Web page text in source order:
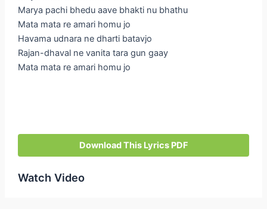
Marya pachi bhedu aave bhakti nu bhathu
Mata mata re amari homu jo
Havama udnara ne dharti batavjo
Rajan-dhaval ne vanita tara gun gaay
Mata mata re amari homu jo
Download This Lyrics PDF
Watch Video